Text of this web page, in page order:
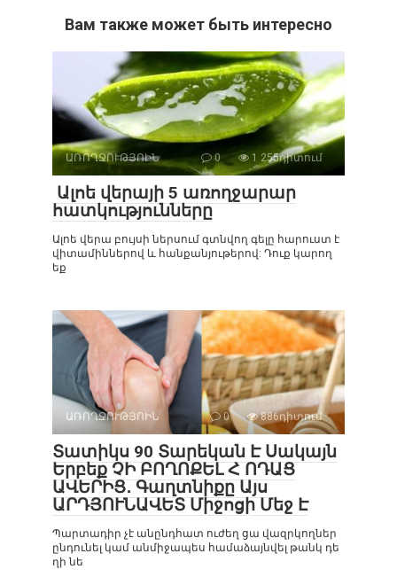
Вам также может быть интересно
ԱՌՈՂՋՈՒԹՅՈԻՆ 0 1 255դիտում
Ալոե վերայի 5 առողջարար
հատկությունները
Ալոե վերա բույսի ներսում գտնվող գելը հարուստ է
վիտամիններով և հանքանյութերով: Դուք կարող
եք
ԱՌՈՂՋՈՒԹՅՈԻՆ 0 886դիտում
Տատիկս 90 Տարեկան Է Սակայն
Երբեք ՉԻ ԲՈՂՈՔԵԼ Հ ՈԴԱՑ
ԱՎԵՐԻՑ․ Գաղտնիքը Այս
ԱՐԴՅՈՒՆԱՎԵՏ Միջոցի Մեջ Է
Պարտադիր չէ անընդհատ ուժեղ ցա վազրկողներ
ընդունել կամ անմիջապես համաձայնվել թանկ դե
ղի նե